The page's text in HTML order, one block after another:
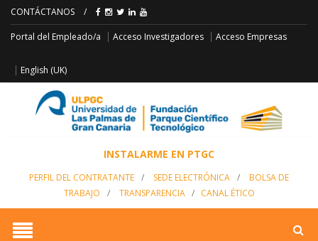
CONTÁCTANOS /
Portal del Empleado/a Acceso Investigadores Acceso Empresas
English (UK)
INSTALARME EN PTGC
PERFIL DEL CONTRATANTE / SEDE ELECTRÓNICA /
BOLSA DE
TRABAJO
/ TRANSPARENCIA/ CANAL ÉTICO